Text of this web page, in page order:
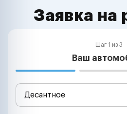
Заявка на
Шаг 1 из 3
Ваш